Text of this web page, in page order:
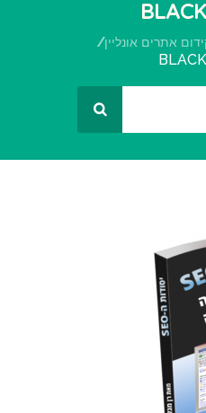
אתרים אונליין